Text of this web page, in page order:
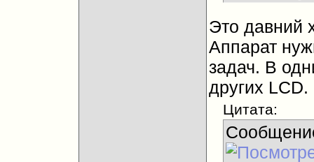
Это давний
Аппарат
задач. В
других LCD.
Цитата: